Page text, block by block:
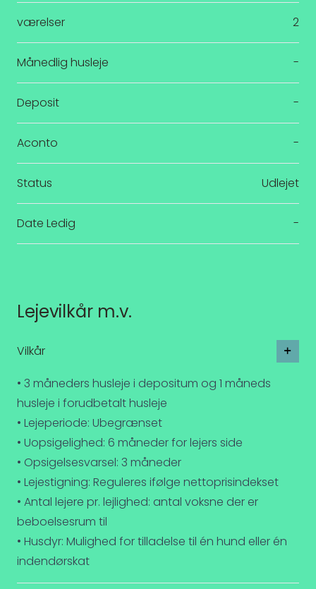
værelser 2
Månedlig husleje -
Deposit -
Aconto -
Status Udlejet
Date Ledig -
Lejevilkår m.v.
Vilkår
• 3 måneders husleje i depositum og 1 måneds
husleje i forudbetalt husleje
• Lejeperiode: Ubegrænset
• Uopsigelighed: 6 måneder for lejers side
• Opsigelsesvarsel: 3 måneder
• Lejestigning: Reguleres ifølge nettoprisindekset
• Antal lejere pr. lejlighed: antal voksne der er
beboelsesrum til
• Husdyr: Mulighed for tilladelse til én hund eller én
indendørskat